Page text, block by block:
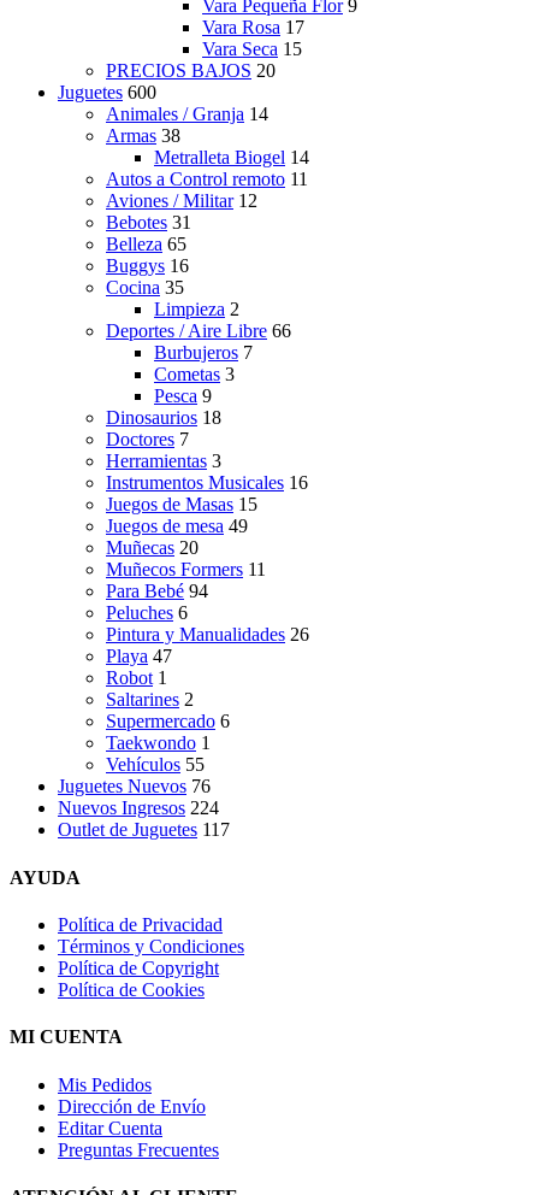
Vara Pequeña Flor 9
Vara Rosa 17
Vara Seca 15
PRECIOS BAJOS 20
Juguetes 600
Animales / Granja 14
Armas 38
Metralleta Biogel 14
Autos a Control remoto 11
Aviones / Militar 12
Bebotes 31
Belleza 65
Buggys 16
Cocina 35
Limpieza 2
Deportes / Aire Libre 66
Burbujeros 7
Cometas 3
Pesca 9
Dinosaurios 18
Doctores 7
Herramientas 3
Instrumentos Musicales 16
Juegos de Masas 15
Juegos de mesa 49
Muñecas 20
Muñecos Formers 11
Para Bebé 94
Peluches 6
Pintura y Manualidades 26
Playa 47
Robot 1
Saltarines 2
Supermercado 6
Taekwondo 1
Vehículos 55
Juguetes Nuevos 76
Nuevos Ingresos 224
Outlet de Juguetes 117
AYUDA
Política de Privacidad
Términos y Condiciones
Política de Copyright
Política de Cookies
MI CUENTA
Mis Pedidos
Dirección de Envío
Editar Cuenta
Preguntas Frecuentes